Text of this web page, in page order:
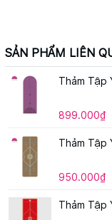
SẢN PHẨM LIÊN
Thảm Tập
899.000₫
Thảm Tập
950.000₫
Thảm Tập